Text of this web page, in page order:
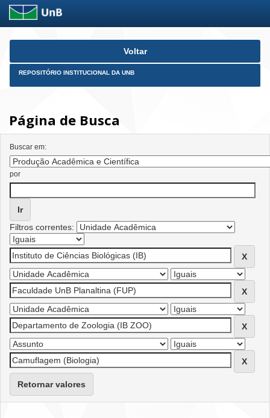
Skip
Voltar
REPOSITÓRIO INSTITUCIONAL DA UNB
Página de Busca
Buscar em:
por
Filtros correntes:
Retornar valores